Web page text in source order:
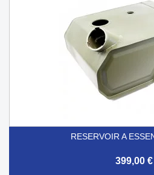
RESERVOIR A
399,00 €